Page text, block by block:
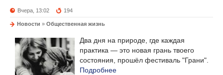
Вчера, 13:02 194
Новости » Общественная жизнь
Два дня на природе, где каждая
практика — это новая грань твоего
состояния, прошёл фестиваль "Грани".
Подробнее